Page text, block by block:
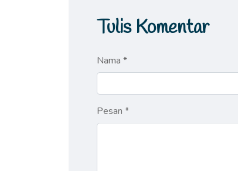
Tulis Komentar
Nama *
Pesan *